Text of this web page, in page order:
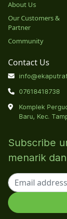
About Us
Our Customers &
Partner
Community
Contact Us
07618418738
Komplek
Baru, Kec.
Subscribe
menarik